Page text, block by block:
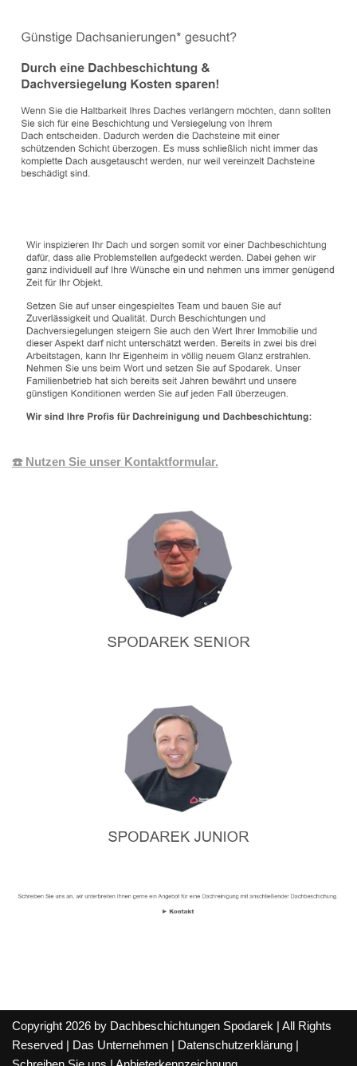
☎️ Nutzen Sie unser Kontaktformular.
Copyright 2026 by Dachbeschichtungen Spodarek | All Rights
Reserved |
Das Unternehmen Datenschutzerklärung